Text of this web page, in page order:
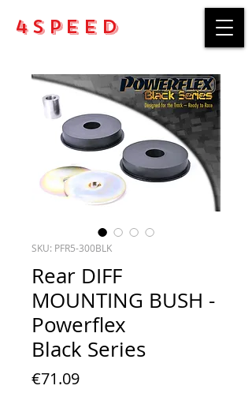
4Speed
SKU: PFR5-300BLK
Rear DIFF
MOUNTING BUSH -
Powerflex
Black Series
€71.09Price